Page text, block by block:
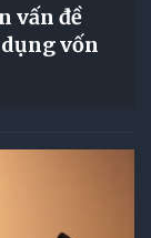
vấn đề
vốn